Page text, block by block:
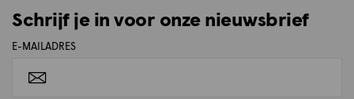
Schrijf je in voor onze nieuwsbrief
E-MAILADRES